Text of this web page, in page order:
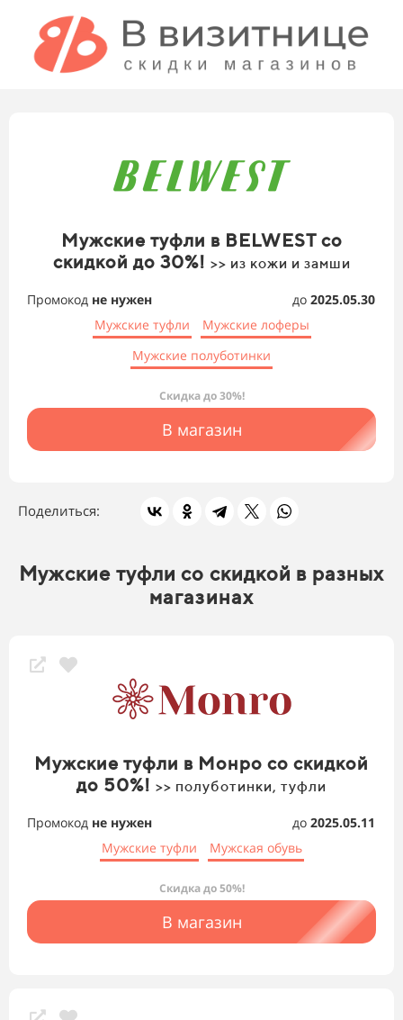
Мужские туфли в BELWEST со
скидкой до 30%! >> из кожи и замши
Промокод не нужен до 2025.05.30
Мужские туфли
Мужские лоферы
Мужские полуботинки
Скидка до 30%!
В магазин
Поделиться:
Мужские туфли со скидкой в разных
магазинах
Мужские туфли в Монро со скидкой
до 50%! >> полуботинки, туфли
Промокод не нужен до 2025.05.11
Мужские туфли
Мужская обувь
Скидка до 50%!
В магазин